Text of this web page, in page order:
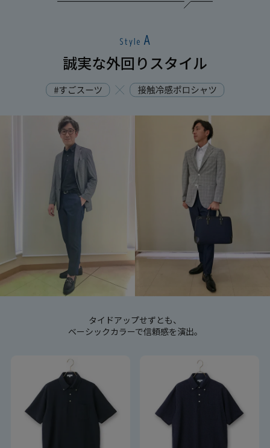
誠実な外回りスタイル
タイドアップせずとも、
ベーシックカラーで信頼感を演出。